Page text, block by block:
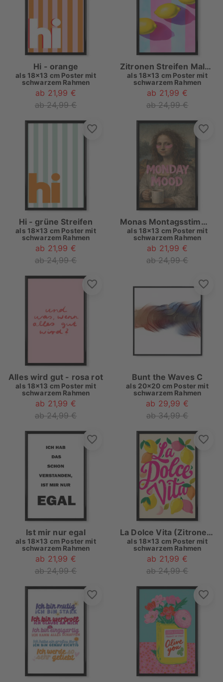
Hi - orange
als 18x13 cm Poster mit
schwarzem Rahmen
ab 21,99 €
ab 24,99 €
Zitronen Streifen Malerei
als 18x13 cm Poster mit
schwarzem Rahmen
ab 21,99 €
ab 24,99 €
Hi - grüne Streifen
als 18x13 cm Poster mit
schwarzem Rahmen
ab 21,99 €
ab 24,99 €
Monas Montagsstimmung
als 18x13 cm Poster mit
schwarzem Rahmen
ab 21,99 €
ab 24,99 €
Alles wird gut - rosa rot
als 18x13 cm Poster mit
schwarzem Rahmen
ab 21,99 €
ab 24,99 €
Bunt the Waves C
als 20x20 cm Poster mit
schwarzem Rahmen
ab 29,99 €
ab 34,99 €
Ist mir nur egal
als 18x13 cm Poster mit
schwarzem Rahmen
ab 21,99 €
ab 24,99 €
La Dolce Vita (Zitronen)
als 18x13 cm Poster mit
schwarzem Rahmen
ab 21,99 €
ab 24,99 €